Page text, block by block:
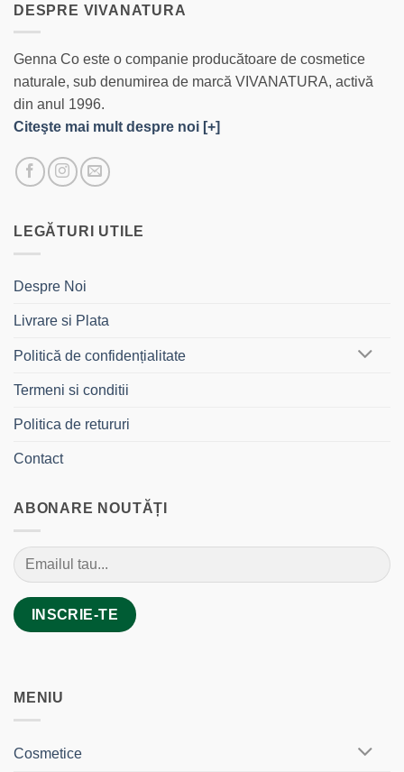
DESPRE VIVANATURA
Genna Co este o companie producătoare de cosmetice
naturale, sub denumirea de marcă VIVANATURA, activă
din anul 1996.
Citeşte mai mult despre noi [+]
LEGĂTURI UTILE
Despre Noi
Livrare si Plata
Politică de confidențialitate
Termeni si conditii
Politica de retururi
Contact
ABONARE NOUTĂȚI
MENIU
Cosmetice